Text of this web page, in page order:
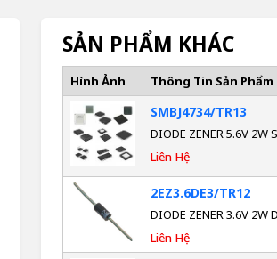
SẢN PHẨM KHÁC
Hình Ảnh Thông Tin Sản Phẩm
SMBJ4734/TR13
DIODE ZENER 5.6V 2W
Liên Hệ
2EZ3.6DE3/TR12
DIODE ZENER 3.6V 2W
Liên Hệ